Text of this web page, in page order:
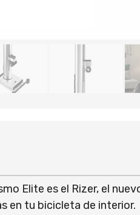
Elite es el Rizer, el
en tu bicicleta de interior.